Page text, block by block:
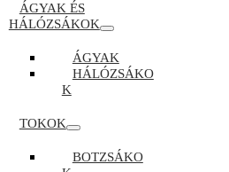
ÁGYAK ÉS
HÁLÓZSÁKOK
ÁGYAK
HÁLÓZSÁKO
K
TOKOK
BOTZSÁKO